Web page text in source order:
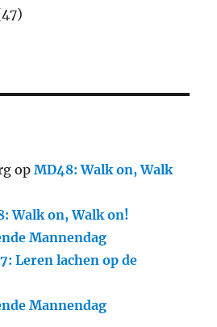
opMD48: Walk on, Walk
Walk on, Walk on!
Mannendag
Leren lachen op de
Mannendag